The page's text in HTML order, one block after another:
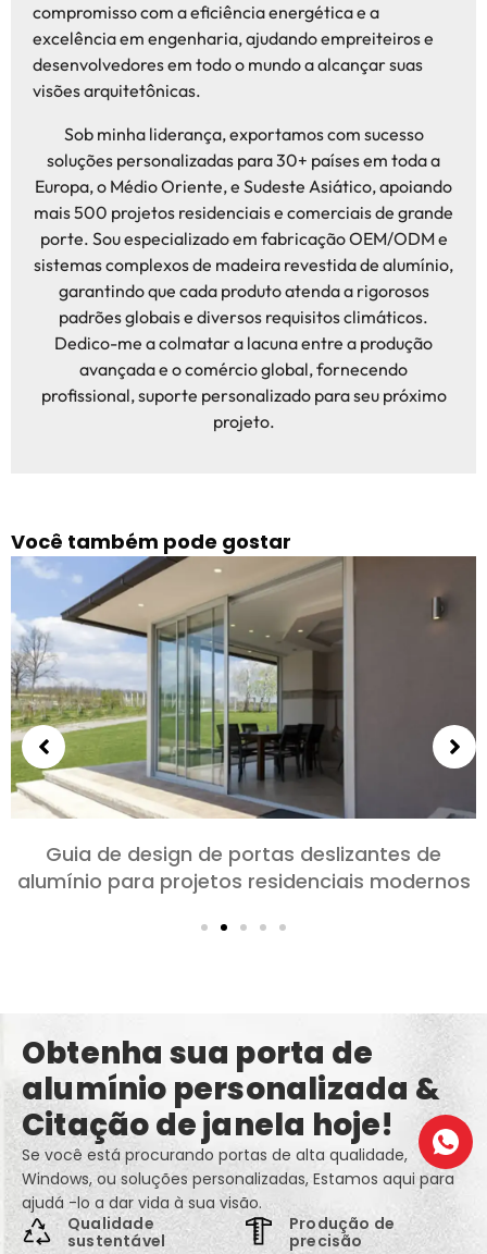
compromisso com a eficiência energética e a
excelência em engenharia, ajudando empreiteiros e
desenvolvedores em todo o mundo a alcançar suas
visões arquitetônicas.
Sob minha liderança, exportamos com sucesso
soluções personalizadas para 30+ países em toda a
Europa, o Médio Oriente, e Sudeste Asiático, apoiando
mais 500 projetos residenciais e comerciais de grande
porte. Sou especializado em fabricação OEM/ODM e
sistemas complexos de madeira revestida de alumínio,
garantindo que cada produto atenda a rigorosos
padrões globais e diversos requisitos climáticos.
Dedico-me a colmatar a lacuna entre a produção
avançada e o comércio global, fornecendo
profissional, suporte personalizado para seu próximo
projeto.
Você também pode gostar
Guia de design de portas deslizantes de
alumínio para projetos residenciais modernos
Obtenha sua porta de
alumínio personalizada &
Citação de janela hoje!
Se você está procurando portas de alta qualidade,
Windows, ou soluções personalizadas, Estamos aqui para
ajudá -lo a dar vida à sua visão.
Qualidade
sustentável
Produção de
precisão